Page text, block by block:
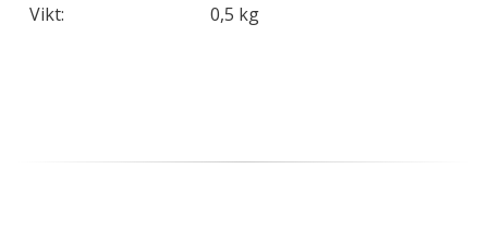
Vikt: 0,5 kg